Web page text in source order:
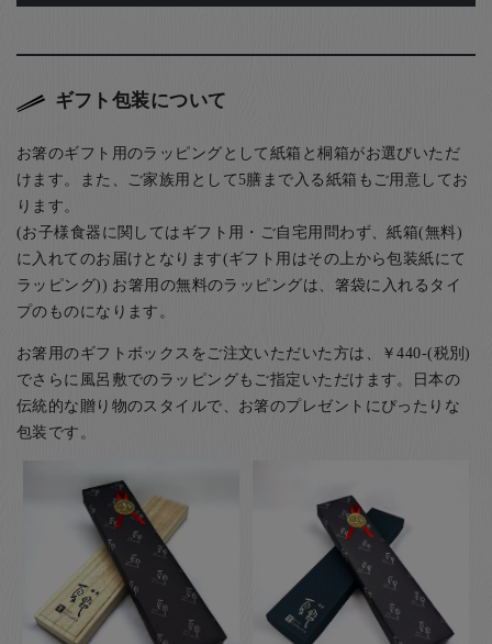
ギフト包装について
お箸のギフト用のラッピングとして紙箱と桐箱がお選びいただ
けます。また、ご家族用として5膳まで入る紙箱もご用意してお
ります。
(お子様食器に関してはギフト用・ご自宅用問わず、紙箱(無料)
に入れてのお届けとなります(ギフト用はその上から包装紙にて
ラッピング)) お箸用の無料のラッピングは、箸袋に入れるタイ
プのものになります。
お箸用のギフトボックスをご注文いただいた方は、￥440-(税別)
でさらに風呂敷でのラッピングもご指定いただけます。日本の
伝統的な贈り物のスタイルで、お箸のプレゼントにぴったりな
包装です。